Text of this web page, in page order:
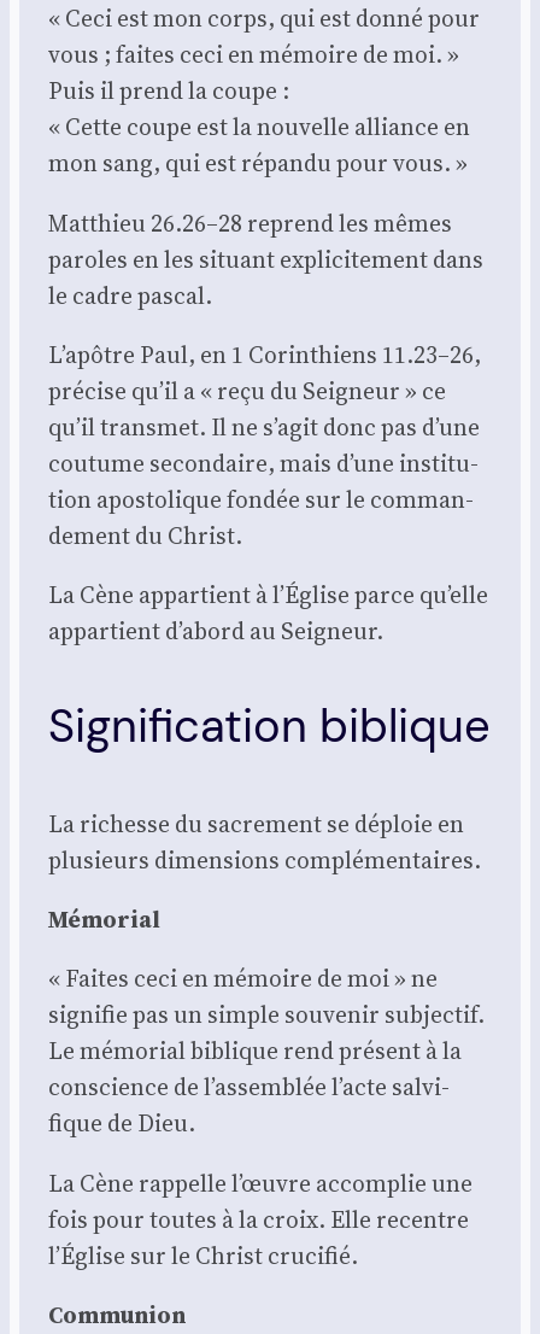
« Ceci est mon corps, qui est don­né pour
vous ; faites ceci en mémoire de moi. »
Puis il prend la coupe :
« Cette coupe est la nou­velle alliance en
mon sang, qui est répan­du pour vous. »
Mat­thieu 26.26–28 reprend les mêmes
paroles en les situant expli­ci­te­ment dans
le cadre pas­cal.
L’apôtre Paul, en 1 Corin­thiens 11.23–26,
pré­cise qu’il a « reçu du Sei­gneur » ce
qu’il trans­met. Il ne s’agit donc pas d’une
cou­tume secon­daire, mais d’une ins­ti­tu­
tion apos­to­lique fon­dée sur le com­man­
de­ment du Christ.
La Cène appar­tient à l’Église parce qu’elle
appar­tient d’abord au Sei­gneur.
Signification biblique
La richesse du sacre­ment se déploie en
plu­sieurs dimen­sions com­plé­men­taires.
Mémo­rial
« Faites ceci en mémoire de moi » ne
signi­fie pas un simple sou­ve­nir sub­jec­tif.
Le mémo­rial biblique rend pré­sent à la
conscience de l’assemblée l’acte sal­vi­
fique de Dieu.
La Cène rap­pelle l’œuvre accom­plie une
fois pour toutes à la croix. Elle recentre
l’Église sur le Christ cru­ci­fié.
Com­mu­nion